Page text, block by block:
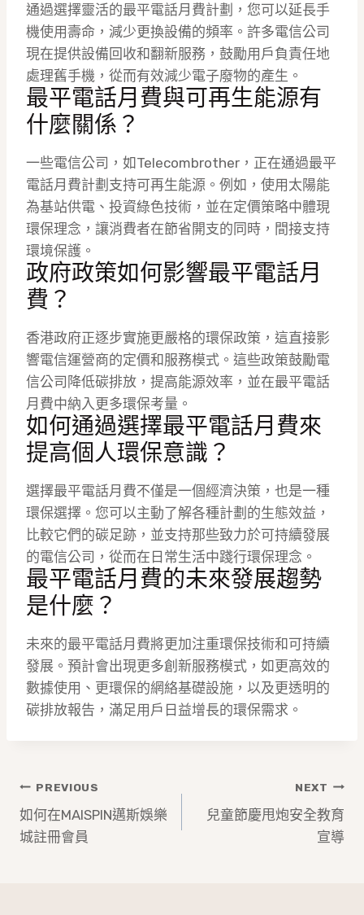
通過選擇靈活的最平電話月費計劃，您可以延長手
機使用壽命，減少更換設備的頻率。許多電信公司
現在提供設備回收和翻新服務，鼓勵用戶負責任地
處理舊手機，從而有效減少電子廢物的產生。
最平電話月費與可再生能源有
什麼關係？
一些電信公司，如Telecombrother，正在通過最平
電話月費計劃支持可再生能源。例如，使用太陽能
為基站供電、投資綠色技術，並在定價策略中體現
環保理念，讓消費者在節省開支的同時，間接支持
環境保護。
政府政策如何影響最平電話月
費？
香港政府正逐步實施更嚴格的環保政策，這直接影
響電信運營商的定價和服務模式。這些政策鼓勵電
信公司降低碳排放，提高能源效率，並在最平電話
月費中納入更多環保考量。
如何通過選擇最平電話月費來
提高個人環保意識？
選擇最平電話月費不僅是一個經濟決策，也是一種
環保選擇。您可以主動了解各種計劃的生態效益，
比較它們的碳足跡，並支持那些致力於可持續發展
的電信公司，從而在日常生活中踐行環保理念。
最平電話月費的未來發展趨勢
是什麼？
未來的最平電話月費將更加注重環保技術和可持續
發展。預計會出現更多創新服務模式，如更高效的
數據使用、更環保的網絡基礎設施，以及更透明的
碳排放報告，滿足用戶日益增長的環保需求。
文
章
導
PREVIOUS
如何在MAISPIN邁斯娛樂
城註冊會員
NEXT
兒童節慶甩炮安全教育
宣導